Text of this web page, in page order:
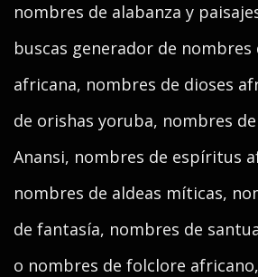
nombres de alabanza y
buscas generador de
africana, nombres de dioses
de orishas yoruba, nombres
Anansi, nombres de espíritus
nombres de aldeas míticas,
de fantasía, nombres de
o nombres de folclore